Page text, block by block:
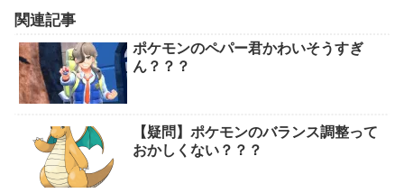
関連記事
ポケモンのペパー君かわいそうすぎ
ん？？？
【疑問】ポケモンのバランス調整って
おかしくない？？？